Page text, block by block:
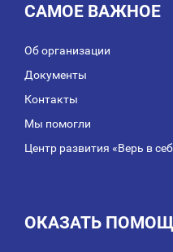
САМОЕ ВАЖНОЕ
Об организации
Документы
Контакты
Мы помогли
Центр развития «Верь в
ОКАЗАТЬ